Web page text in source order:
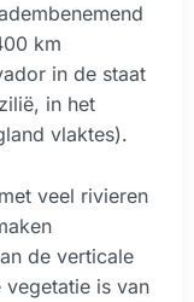
km
in de staat
in het
vlaktes).
veel rivieren
de verticale
is van